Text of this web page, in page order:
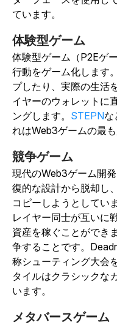
ています。
体験型ゲーム
体験型ゲーム（P2Eゲ
行動をゲーム化します
プしたり、実際の生活
イヤーのウォレットに
ングします。 STEPNな
れはWeb3ゲームの最
競争ゲーム
現代のWeb3ゲーム開
復的な設計から脱却し
コピーしようとしてい
レイヤー同士が互いに
資産を稼ぐことができ
争することです。
称シューティング大会
タイルはクラシックな
います。
メタバースゲーム